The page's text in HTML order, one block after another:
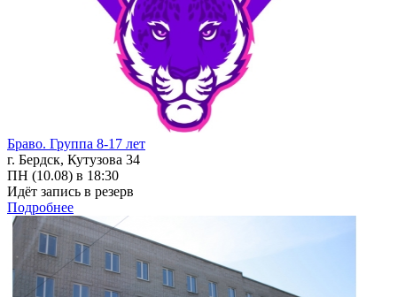
Браво. Группа 8-17 лет
г. Бердск, Кутузова 34
ПН (10.08) в 18:30
Идёт запись в резерв
Подробнее